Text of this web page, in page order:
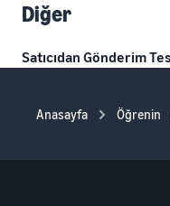
Diğer
Satıcıdan Gönderim
Anasayfa Öğrenin